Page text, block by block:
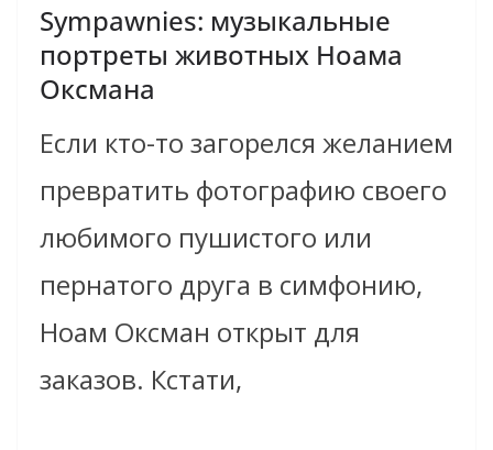
Sympawnies: музыкальные
портреты животных Ноама
Оксмана
Если кто-то загорелся желанием
превратить фотографию своего
любимого пушистого или
пернатого друга в симфонию,
Ноам Оксман открыт для
заказов. Кстати,